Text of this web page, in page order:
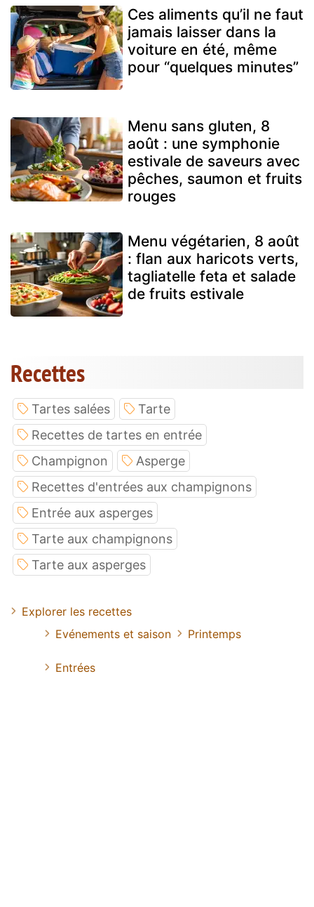
Ces aliments qu’il ne faut
jamais laisser dans la
voiture en été, même
pour “quelques minutes”
Menu sans gluten, 8
août : une symphonie
estivale de saveurs avec
pêches, saumon et fruits
rouges
Menu végétarien, 8 août
: flan aux haricots verts,
tagliatelle feta et salade
de fruits estivale
Recettes
Tartes salées
Tarte
Recettes de tartes en entrée
Champignon
Asperge
Recettes d'entrées aux champignons
Entrée aux asperges
Tarte aux champignons
Tarte aux asperges
Explorer les recettes
Evénements et saison
Printemps
Entrées